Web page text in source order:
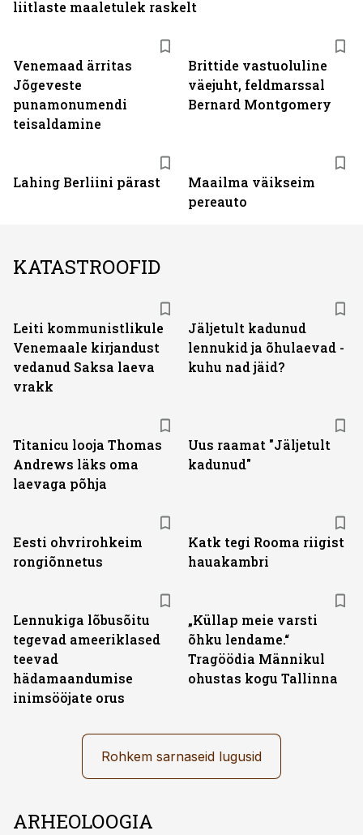
Venemaad ärritas
Jõgeveste
punamonumendi
teisaldamine
Brittide vastuoluline
väejuht, feldmarssal
Bernard Montgomery
Lahing Berliini pärast
Maailma väikseim
pereauto
liitlaste maaletulek raskelt
KATASTROOFID
Leiti kommunistlikule
Venemaale kirjandust
vedanud Saksa laeva
vrakk
Jäljetult kadunud
lennukid ja õhulaevad -
kuhu nad jäid?
Titanicu looja Thomas
Andrews läks oma
laevaga põhja
Uus raamat "Jäljetult
kadunud"
Eesti ohvrirohkeim
rongiõnnetus
Katk tegi Rooma riigist
hauakambri
Lennukiga lõbusõitu
tegevad ameeriklased
teevad
hädamaandumise
inimsööjate orus
„Küllap meie varsti
õhku lendame.“
Tragöödia Männikul
ohustas kogu Tallinna
Rohkem sarnaseid lugusid
ARHEOLOOGIA